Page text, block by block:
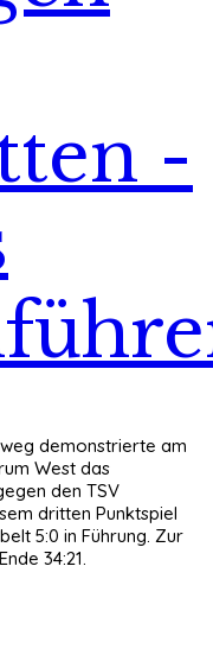
-
demonstrierte am
West das
den TSV
dritten Punktspiel
5:0 in Führung. Zur
34:21.